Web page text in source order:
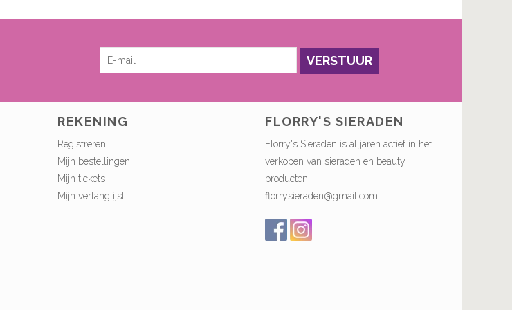
VERSTUUR
REKENING
Registreren
Mijn bestellingen
Mijn tickets
Mijn verlanglijst
FLORRY'S SIERADEN
Florry's Sieraden is al jaren actief in het
verkopen van sieraden en beauty
producten.
florrysieraden@gmail.com